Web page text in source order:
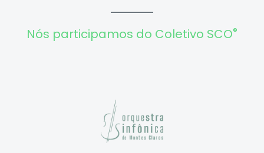
Nós participamos do Coletivo SCO®